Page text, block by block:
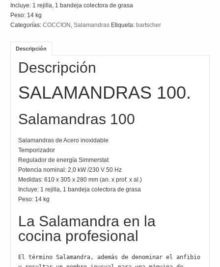
Incluye: 1 rejilla, 1 bandeja colectora de grasa
Peso: 14 kg
Categorías:COCCION ,Salamandras Etiqueta:bartscher
Descripción
Descripción
SALAMANDRAS 100.
Salamandras 100
Salamandras de Acero inoxidable
Temporizador
Regulador de energía Simmerstat
Potencia nominal: 2,0 kW /230 V 50 Hz
Medidas: 610 x 305 x 280 mm (an. x prof. x al.)
Incluye: 1 rejilla, 1 bandeja colectora de grasa
Peso: 14 kg
La Salamandra en la
cocina profesional
El término Salamandra, además de denominar el anfibio